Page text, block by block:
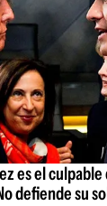
es el
defiende su